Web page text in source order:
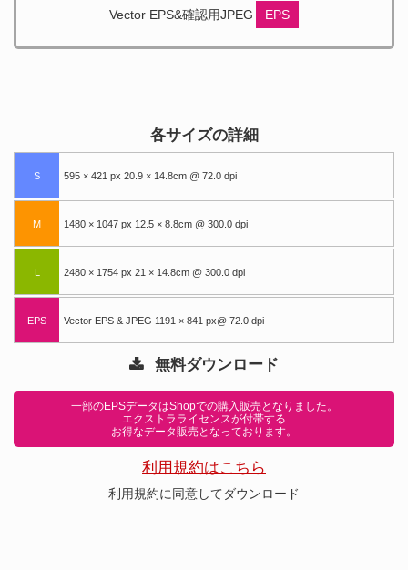
Vector EPS&確認用JPEG EPS
各サイズの詳細
S 595 × 421 px 20.9 × 14.8cm @ 72.0 dpi
M 1480 × 1047 px 12.5 × 8.8cm @ 300.0 dpi
L 2480 × 1754 px 21 × 14.8cm @ 300.0 dpi
EPS Vector EPS & JPEG 1191 × 841 px@ 72.0 dpi
無料ダウンロード
一部のEPSデータはShopでの購入販売となりました。
エクストラライセンスが付帯する
お得なデータ販売となっております。
利用規約はこちら
利用規約に同意してダウンロード